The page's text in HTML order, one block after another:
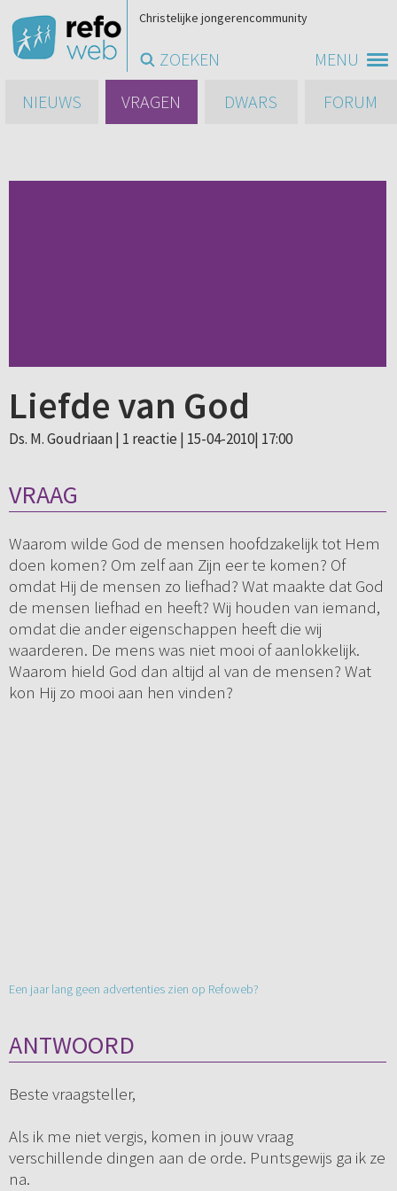
MENU
Christelijke jongerencommunity
ZOEKEN
NIEUWS
VRAGEN DWARS FORUM
Liefde van God
Ds. M. Goudriaan | 1 reactie | 15-04-2010| 17:00
VRAAG
Waarom wilde God de mensen hoofdzakelijk tot Hem
doen komen? Om zelf aan Zijn eer te komen? Of
omdat Hij de mensen zo liefhad? Wat maakte dat God
de mensen liefhad en heeft? Wij houden van iemand,
omdat die ander eigenschappen heeft die wij
waarderen. De mens was niet mooi of aanlokkelijk.
Waarom hield God dan altijd al van de mensen? Wat
kon Hij zo mooi aan hen vinden?
Een jaar lang geen advertenties zien op Refoweb?
ANTWOORD
Beste vraagsteller,
Als ik me niet vergis, komen in jouw vraag
verschillende dingen aan de orde. Puntsgewijs ga ik ze
na.